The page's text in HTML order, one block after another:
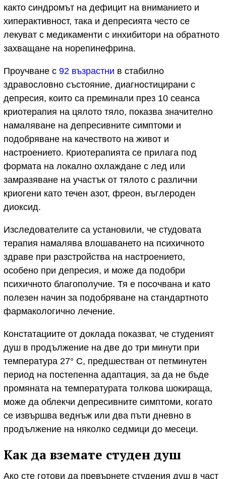
както синдромът на дефицит на вниманието и
хиперактивност, така и депресията често се
лекуват с медикаменти с инхибитори на обратното
захващане на норепинефрина.
Проучване с 92 възрастни в стабилно
здравословно състояние, диагностицирани с
депресия, които са преминали през 10 сеанса
криотерапия на цялото тяло, показва значително
намаляване на депресивните симптоми и
подобряване на качеството на живот и
настроението. Криотерапията се прилага под
формата на локално охлаждане с лед или
замразяване на участък от тялото с различни
криогени като течен азот, фреон, въглероден
диоксид.
Изследователите са установили, че студовата
терапия намалява влошаването на психичното
здраве при разстройства на настроението,
особено при депресия, и може да подобри
психичното благополучие. Тя е посочвана и като
полезен начин за подобряване на стандартното
фармакологично лечение.
Констатациите от доклада показват, че студеният
душ в продължение на две до три минути при
температура 27° С, предшестван от петминутен
период на постепенна адаптация, за да не бъде
промяната на температурата толкова шокираща,
може да облекчи депресивните симптоми, когато
се извършва веднъж или два пъти дневно в
продължение на няколко седмици до месеци.
Как да вземате студен душ
Ако сте готови да превърнете студения душ в част